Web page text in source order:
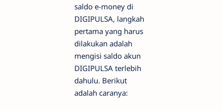
saldo e-money di
DIGIPULSA, langkah
pertama yang harus
dilakukan adalah
mengisi saldo akun
DIGIPULSA terlebih
dahulu. Berikut
adalah caranya: